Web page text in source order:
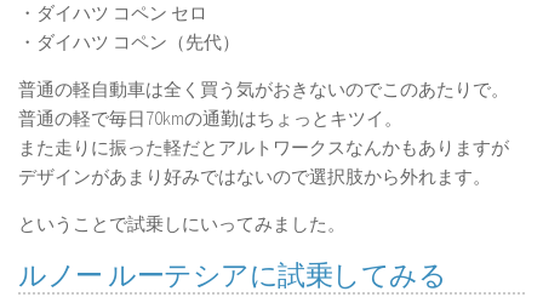
・ダイハツ コペン セロ
・ダイハツ コペン（先代）
普通の軽自動車は全く買う気がおきないのでこのあたりで。
普通の軽で毎日70kmの通勤はちょっとキツイ。
また走りに振った軽だとアルトワークスなんかもありますが
デザインがあまり好みではないので選択肢から外れます。
ということで試乗しにいってみました。
ルノー ルーテシアに試乗してみる